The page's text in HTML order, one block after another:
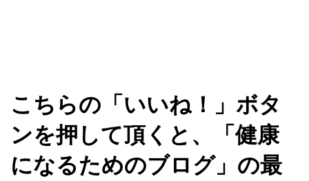
こちらの「いいね！」ボタ
ンを押して頂くと、「健康
になるためのブログ」の最